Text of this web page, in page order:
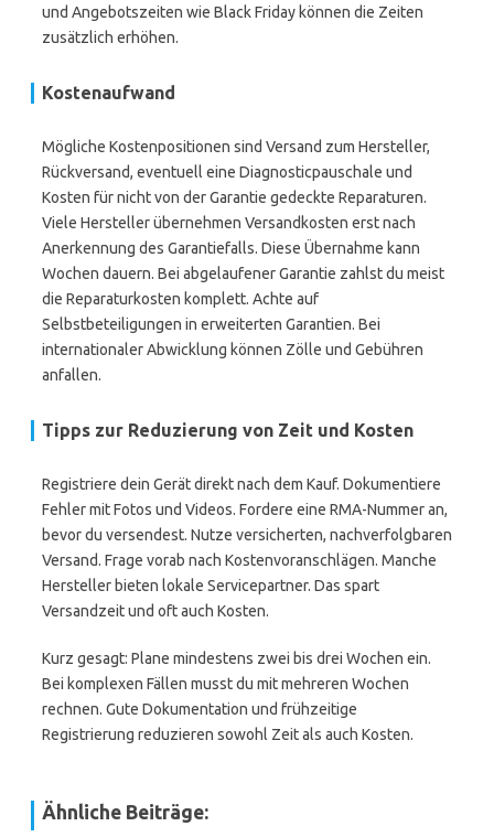
und Angebotszeiten wie Black Friday können die Zeiten
zusätzlich erhöhen.
Kostenaufwand
Mögliche Kostenpositionen sind Versand zum Hersteller,
Rückversand, eventuell eine Diagnosticpauschale und
Kosten für nicht von der Garantie gedeckte Reparaturen.
Viele Hersteller übernehmen Versandkosten erst nach
Anerkennung des Garantiefalls. Diese Übernahme kann
Wochen dauern. Bei abgelaufener Garantie zahlst du meist
die Reparaturkosten komplett. Achte auf
Selbstbeteiligungen in erweiterten Garantien. Bei
internationaler Abwicklung können Zölle und Gebühren
anfallen.
Tipps zur Reduzierung von Zeit und Kosten
Registriere dein Gerät direkt nach dem Kauf. Dokumentiere
Fehler mit Fotos und Videos. Fordere eine RMA-Nummer an,
bevor du versendest. Nutze versicherten, nachverfolgbaren
Versand. Frage vorab nach Kostenvoranschlägen. Manche
Hersteller bieten lokale Servicepartner. Das spart
Versandzeit und oft auch Kosten.
Kurz gesagt: Plane mindestens zwei bis drei Wochen ein.
Bei komplexen Fällen musst du mit mehreren Wochen
rechnen. Gute Dokumentation und frühzeitige
Registrierung reduzieren sowohl Zeit als auch Kosten.
Ähnliche Beiträge: